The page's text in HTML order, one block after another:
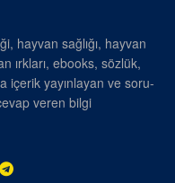
hayvan sağlığı, hayvan
ırkları, ebooks, sözlük,
içerik yayınlayan ve soru-
veren bilgi